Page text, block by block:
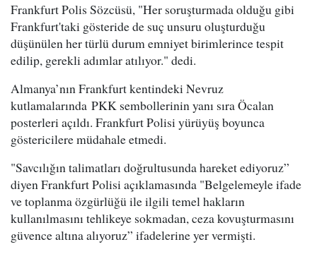
Frankfurt Polis Sözcüsü, "Her soruşturmada olduğu gibi
Frankfurt'taki gösteride de suç unsuru oluşturduğu
düşünülen her türlü durum emniyet birimlerince tespit
edilip, gerekli adımlar atılıyor." dedi.
Almanya’nın Frankfurt kentindeki Nevruz
kutlamalarında PKK sembollerinin yanı sıra Öcalan
posterleri açıldı. Frankfurt Polisi yürüyüş boyunca
göstericilere müdahale etmedi.
"Savcılığın talimatları doğrultusunda hareket ediyoruz”
diyen Frankfurt Polisi açıklamasında "Belgelemeyle ifade
ve toplanma özgürlüğü ile ilgili temel hakların
kullanılmasını tehlikeye sokmadan, ceza kovuşturmasını
güvence altına alıyoruz” ifadelerine yer vermişti.